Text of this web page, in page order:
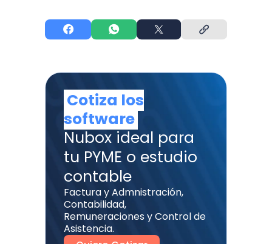
Cotiza los
software
Nubox ideal para
tu PYME o estudio
contable
Factura y Admnistración,
Contabilidad,
Remuneraciones y Control de
Asistencia.